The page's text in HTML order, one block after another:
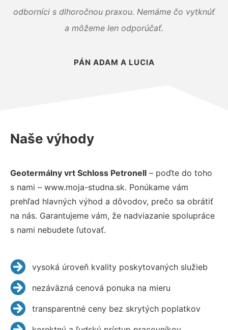
odborníci s dlhoročnou praxou. Nemáme čo vytknúť
a môžeme len odporúčať.
PÁN ADAM A LUCIA
Naše výhody
Geotermálny vrt Schloss Petronell – poďte do toho
s nami – www.moja-studna.sk. Ponúkame vám
prehľad hlavných výhod a dôvodov, prečo sa obrátiť
na nás. Garantujeme vám, že nadviazanie spolupráce
s nami nebudete ľutovať.
vysoká úroveň kvality poskytovaných služieb
nezáväzná cenová ponuka na mieru
transparentné ceny bez skrytých poplatkov